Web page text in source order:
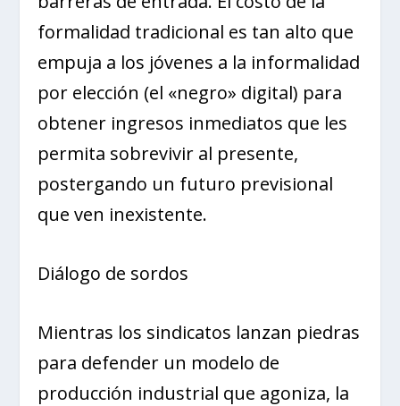
formalidad tradicional es tan alto que
empuja a los jóvenes a la informalidad
por elección (el «negro» digital) para
obtener ingresos inmediatos que les
permita sobrevivir al presente,
postergando un futuro previsional
que ven inexistente.
Diálogo de sordos
Mientras los sindicatos lanzan piedras
para defender un modelo de
producción industrial que agoniza, la